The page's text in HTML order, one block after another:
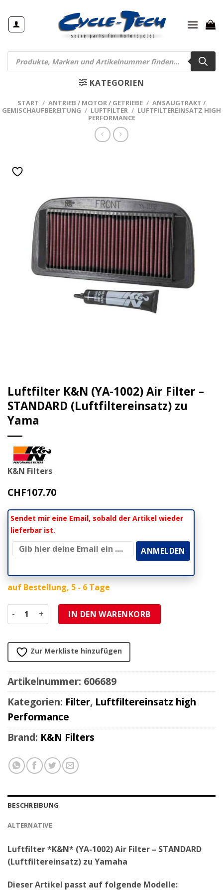
Inhalt
springen
Products
search
KATEGORIEN
START / ANTRIEB / MOTOR / GETRIEBE / ANSAUGTRAKT /
GEMISCHAUFBEREITUNG / LUFTFILTER / LUFTFILTEREINSATZ HIGH
PERFORMANCE
Luftfilter K&N (YA-1002) Air Filter –
STANDARD (Luftfiltereinsatz) zu
Yama
K&N Filters
CHF107.70
Sendet mir eine Email, sobald der Artikel wieder
lieferbar ist.
auf Bestellung, 5 - 6 Tage
Luftfilter K&N (YA-1002) Air Filter - STANDARD
IN DEN WARENKORB
Zur Merkliste hinzufügen
Artikelnummer: 606689
Kategorien: Filter, Luftfiltereinsatz high
Performance
Brand: K&N Filters
BESCHREIBUNG
ALTERNATIVE
Luftfilter *K&N* (YA-1002) Air Filter – STANDARD
(Luftfiltereinsatz) zu Yamaha
Dieser Artikel passt auf folgende Modelle: